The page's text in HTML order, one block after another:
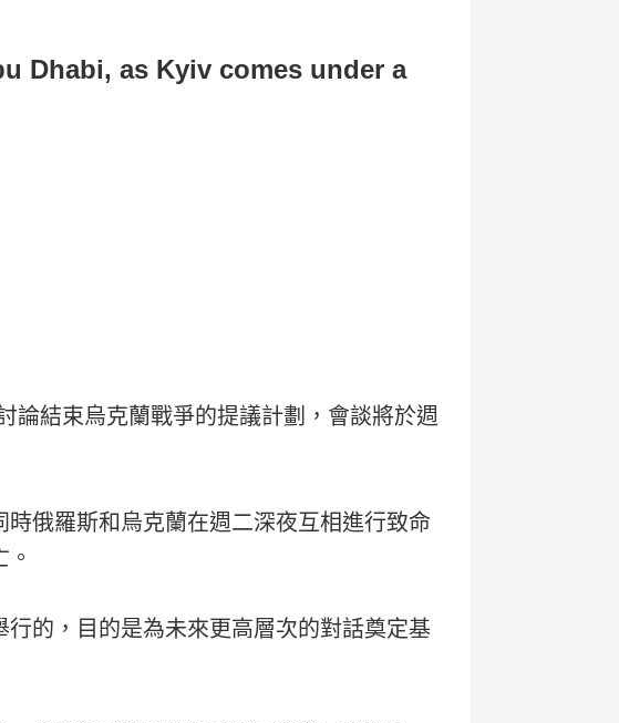
Dhabi, as Kyiv comes under a
論結束烏克蘭戰爭的提議計劃，會談將於週
俄羅斯和烏克蘭在週二深夜互相進行致命
的，目的是為未來更高層次的對話奠定基